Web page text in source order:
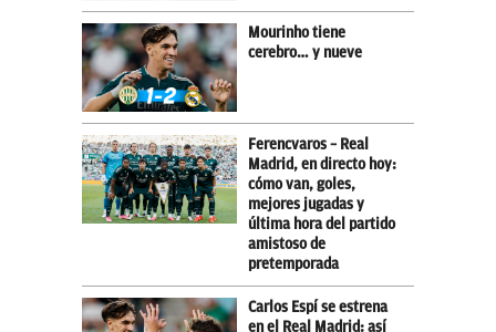
Mourinho tiene
cerebro… y nueve
Ferencvaros – Real
Madrid, en directo hoy:
cómo van, goles,
mejores jugadas y
última hora del partido
amistoso de
pretemporada
Carlos Espí se estrena
en el Real Madrid: así